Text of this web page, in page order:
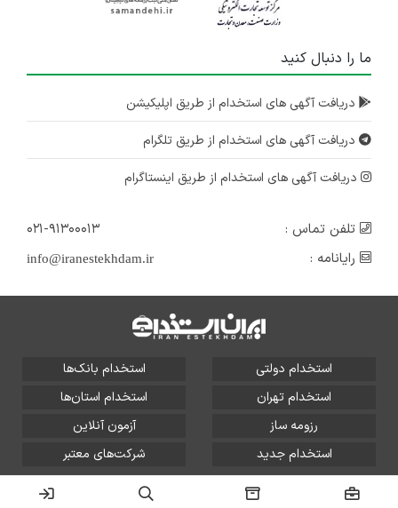
ما را دنبال کنید
دریافت آگهی های استخدام از طریق اپلیکیشن
دریافت آگهی های استخدام از طریق تلگرام
دریافت آگهی های استخدام از طریق اینستاگرام
تلفن تماس :
۰۲۱-۹۱۳۰۰۰۱۳
رایانامه :
info@iranestekhdam.ir
استخدام دولتی
استخدام بانک‌ها
استخدام تهران
استخدام استان‌ها
رزومه ساز
آزمون آنلاین
استخدام جدید
شرکت‌های معتبر
تمامی حقوق این سایت برای آلتین سیستم محفوظ است و هر
گونه سوءاستفاده از آن پیگرد قانونی دارد.